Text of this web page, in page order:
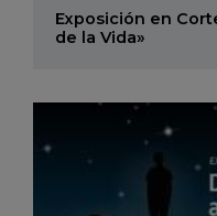
Exposición en
de la Vida»